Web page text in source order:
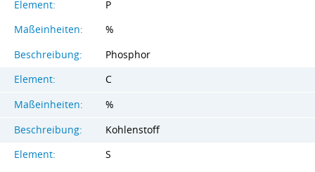
Element:
P
Maßeinheiten:
%
Beschreibung:
Phosphor
Element:
C
Maßeinheiten:
%
Beschreibung:
Kohlenstoff
Element:
S